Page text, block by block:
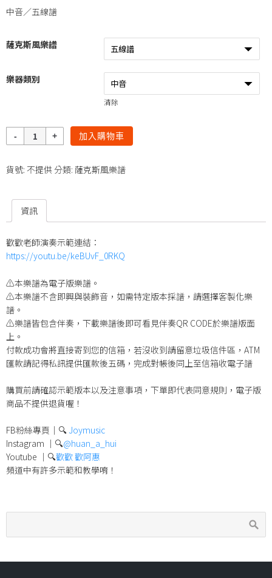
中音／五線譜
薩克斯風樂譜
樂器類別
清除
量
加入購物車
貨號: 不提供分類: 薩克斯風樂譜
資訊
歡歡老師演奏示範連結：
https://youtu.be/keBUvF_0RKQ
⚠️本樂譜為電子版樂譜。
⚠️本樂譜不含即興與裝飾音，如需特定版本採譜，請選擇客製化樂
譜。
⚠️樂譜皆包含伴奏，下載樂譜後即可看見伴奏QR CODE於樂譜版面
上。
付款成功會將直接寄到您的信箱，若沒收到請留意垃圾信件區，ATM
匯款請記得私訊提供匯款後五碼，完成對帳後同上至信箱收電子譜
購買前請確認示範版本以及注意事項，下單即代表同意規則，電子版
商品不提供退貨喔！
FB粉絲專頁｜🔍 Joymusic
Instagram ｜🔍@huan_a_hui
Youtube ｜🔍歡歡 歡阿惠
頻道中有許多示範和教學唷！